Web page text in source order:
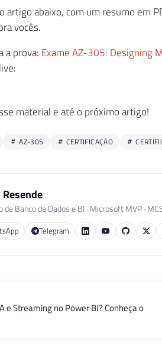
artigo abaixo, com um resumo em
vocês.
a prova: Exame AZ-305: Designing
material e até o próximo artigo!
AZ-305 CERTIFICAÇÃO
Banco de Dados e BI · Microsoft MVP ·
Telegram
e Streaming no Power BI? Conheça o